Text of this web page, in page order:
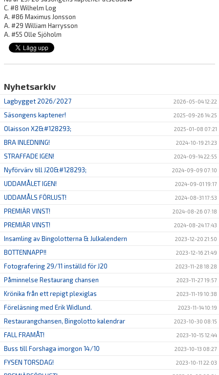
C. #8 Wilhelm Log
A. #86 Maximus Jonsson
A. #29 William Harrysson
A. #55 Olle Sjöholm
Nyhetsarkiv
Lagbygget 2026/2027 2026-05-04 12:22
Säsongens kaptener! 2025-09-26 14:25
Olaisson X2&#128293; 2025-01-08 07:21
BRA INLEDNING! 2024-10-19 21:23
STRAFFADE IGEN! 2024-09-14 22:55
Nyförvärv till J20&#128293; 2024-09-09 07:10
UDDAMÅLET IGEN! 2024-09-01 19:17
UDDAMÅLS FÖRLUST! 2024-08-31 17:53
PREMIÄR VINST! 2024-08-26 07:18
PREMIÄR VINST! 2024-08-24 17:43
Insamling av Bingolotterna & Julkalendern 2023-12-20 21:50
BOTTENNAPP!! 2023-12-16 21:49
Fotografering 29/11 inställd för J20 2023-11-28 18:28
Påminnelse Restaurang chansen 2023-11-27 19:57
Krönika från ett repigt plexiglas 2023-11-19 10:38
Föreläsning med Erik Widlund. 2023-11-14 10:19
Restaurangchansen, Bingolotto kalendrar 2023-10-30 08:15
FALL FRAMÅT! 2023-10-15 12:44
Buss till Forshaga imorgon 14/10 2023-10-13 08:27
FYSEN TORSDAG! 2023-10-11 22:03